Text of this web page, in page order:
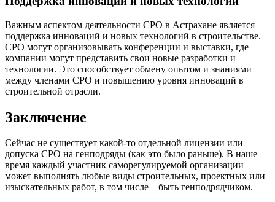
Важным аспектом деятельности СРО в Астрахане является
поддержка инноваций и новых технологий в строительстве.
СРО могут организовывать конференции и выставки, где
компании могут представить свои новые разработки и
технологии. Это способствует обмену опытом и знаниями
между членами СРО и повышению уровня инноваций в
строительной отрасли.
Заключение
Сейчас не существует какой-то отдельной лицензии или
допуска СРО на генподряды (как это было раньше). В наше
время каждый участник саморегулируемой организации
может выполнять любые виды строительных, проектных или
изыскательных работ, в том числе – быть генподрядчиком.